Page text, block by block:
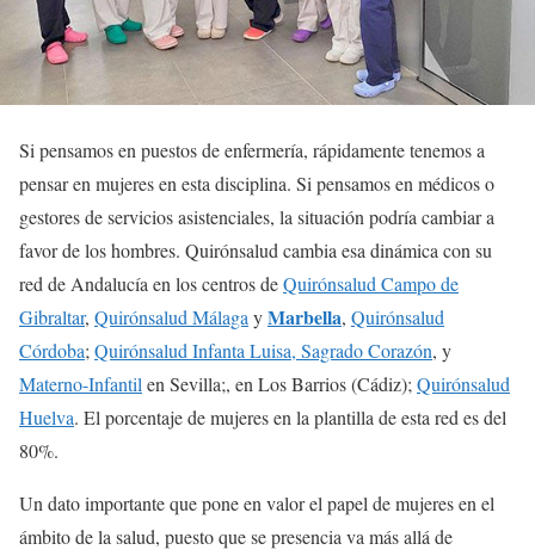
Si pensamos en puestos de enfermería, rápidamente tenemos a
pensar en mujeres en esta disciplina. Si pensamos en médicos o
gestores de servicios asistenciales, la situación podría cambiar a
favor de los hombres. Quirónsalud cambia esa dinámica con su
red de Andalucía en los centros deQuirónsalud Campo de
Gibraltar, Quirónsalud MálagayMarbella, Quirónsalud
Córdoba;Quirónsalud Infanta Luisa, Sagrado Corazón, y
Materno-Infantilen Sevilla;, en Los Barrios (Cádiz);Quirónsalud
Huelva. El porcentaje de mujeres en la plantilla de esta red es del
80%.
Un dato importante que pone en valor el papel de mujeres en el
ámbito de la salud, puesto que se presencia va más allá de